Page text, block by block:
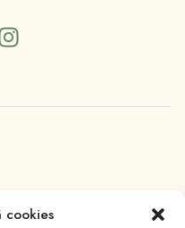
cookies